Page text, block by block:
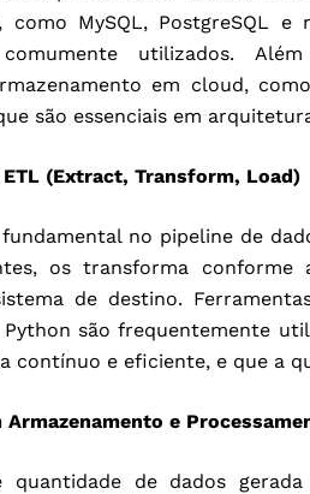
como MySQL, PostgreSQL
comumente utilizados.
em cloud,
são essenciais em
(Extract, Transform, Load)
no pipeline de
os transforma conforme
de destino.
são frequentemente
contínuo e eficiente, e que a
e
quantidade de dados